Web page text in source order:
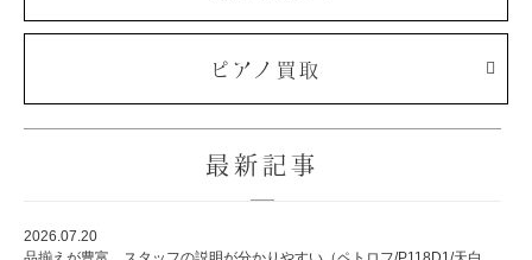
ピアノ買取
最新記事
2026.07.20